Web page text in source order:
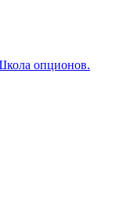
опционов.